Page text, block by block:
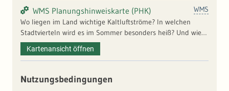
WMS
WMS Planungshinweiskarte (PHK)
Wo liegen im Land wichtige Kaltluftströme? In welchen
Stadtvierteln wird es im Sommer besonders heiß? Und wie
oft ist mit einer gesundheitlichen Belastung durch die
erhöhten Temperaturen zu rechnen? Auf der Klimaanalyse
Planungshinweiskarte (50 x 50 m), die diese klimatischen
Belastungs- und Ausgleichsräume identifiziert. Anhand der
Kartenansicht öffnen
Nutzungsbedingungen